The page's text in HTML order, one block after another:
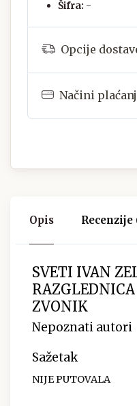
Šifra: -
Opcije
Načini
Opis Recenzije
SVETI IVAN
ZVONIK
Nepoznati autori
Sažetak
NIJE PUTOVALA